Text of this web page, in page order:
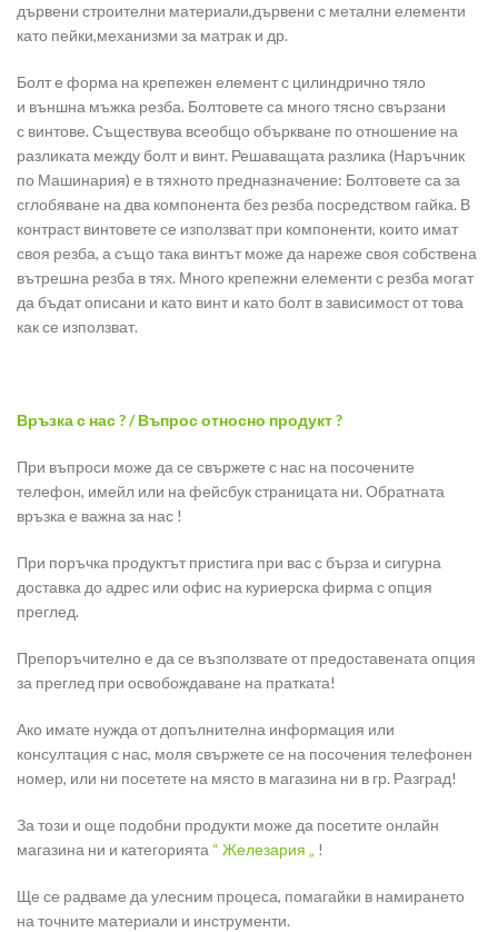
дървени строителни материали,дървени с метални елементи
като пейки,механизми за матрак и др.
Болт е форма на крепежен елемент с цилиндрично тяло
и външна мъжка резба. Болтовете са много тясно свързани
с винтове. Съществува всеобщо объркване по отношение на
разликата между болт и винт. Решаващата разлика (Наръчник
по Машинария) е в тяхното предназначение: Болтовете са за
сглобяване на два компонента без резба посредством гайка. В
контраст винтовете се използват при компоненти, които имат
своя резба, а също така винтът може да нареже своя собствена
вътрешна резба в тях. Много крепежни елементи с резба могат
да бъдат описани и като винт и като болт в зависимост от това
как се използват.
Връзка с нас ? / Въпрос относно продукт ?
При въпроси може да се свържете с нас на посочените
телефон, имейл или на фейсбук страницата ни. Обратната
връзка е важна за нас !
При поръчка продуктът пристига при вас с бърза и сигурна
доставка до адрес или офис на куриерска фирма с опция
преглед.
Препоръчително е да се възползвате от предоставената опция
за преглед при освобождаване на пратката!
Ако имате нужда от допълнителна информация или
консултация с нас, моля свържете се на посочения телефонен
номер, или ни посетете на място в магазина ни в гр. Разград!
За този и още подобни продукти може да посетите онлайн
магазина ни и категорията “ Железария „ !
Ще се радваме да улесним процеса, помагайки в намирането
на точните материали и инструменти.